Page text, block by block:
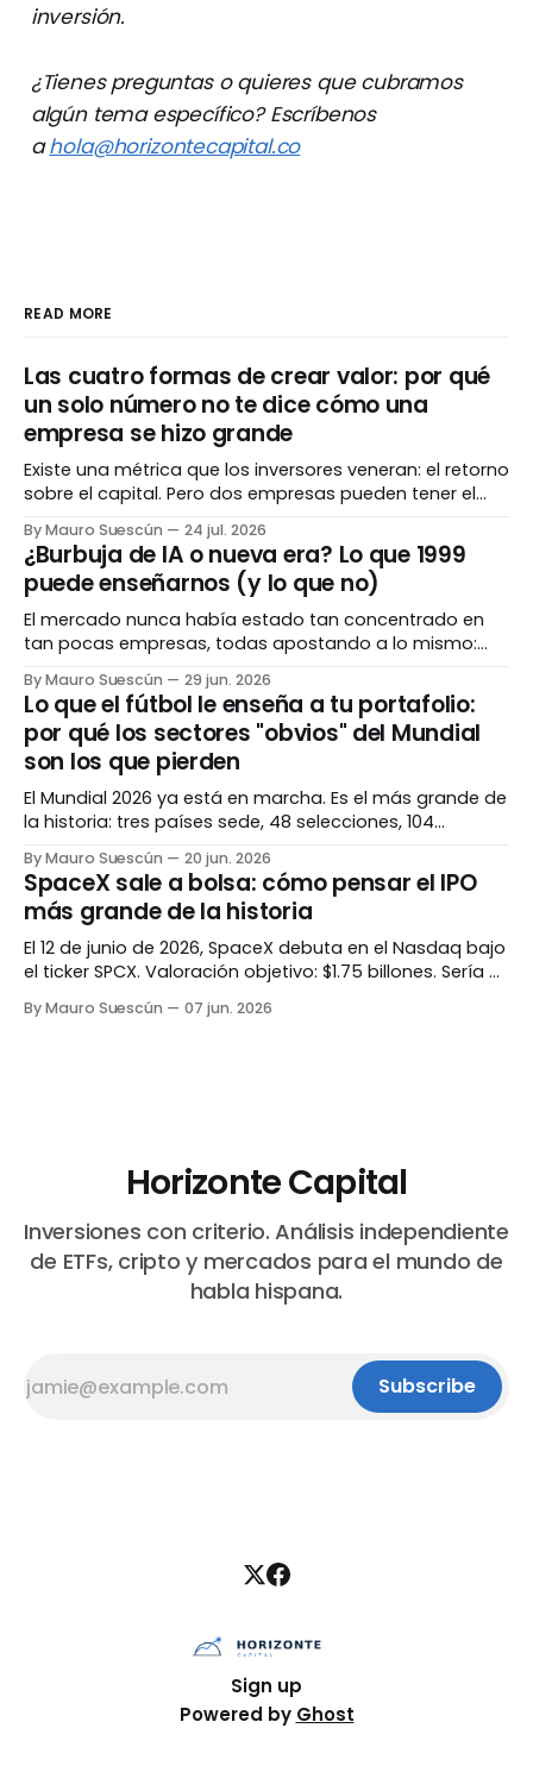
inversión.
¿Tienes preguntas o quieres que cubramos
algún tema específico? Escríbenos
ahola@horizontecapital.co
READ MORE
Las cuatro formas de crear valor: por qué
un solo número no te dice cómo una
empresa se hizo grande
Existe una métrica que los inversores veneran: el retorno
sobre el capital. Pero dos empresas pueden tener el
caminos completamente opuestos. Entender el cómo
importa tanto como el cuánto. El número que todos
admiran Hay una métrica que separa a las empresas
By Mauro Suescún 24 jul. 2026
¿Burbuja de IA o nueva era? Lo que 1999
puede enseñarnos (y lo que no)
El mercado nunca había estado tan concentrado en
tan pocas empresas, todas apostando a lo mismo:
otros, es diferente esta vez. La verdad, como casi
siempre, vive en los matices. La pregunta que todos se
hacen Hay una pregunta rondando cada
By Mauro Suescún 29 jun. 2026
Lo que el fútbol le enseña a tu portafolio:
por qué los sectores "obvios" del Mundial
son los que pierden
El Mundial 2026 ya está en marcha. Es el más grande de
la historia: tres países sede, 48 selecciones, 104
marcas deportivas se van a disparar. La historia dice
exactamente lo contrario. El evento más grande de la
historia Antes de hablar
By Mauro Suescún 20 jun. 2026
SpaceX sale a bolsa: cómo pensar el IPO
más grande de la historia
El 12 de junio de 2026, SpaceX debuta en el Nasdaq bajo
el ticker SPCX. Valoración objetivo: $1.75 billones. Sería el
Aramco. La pregunta no es si es histórico. Es si tiene
By Mauro Suescún 07 jun. 2026
Horizonte Capital
Inversiones con criterio. Análisis independiente
de ETFs, cripto y mercados para el mundo de
habla hispana.
Subscribe
Sign up
Powered by Ghost